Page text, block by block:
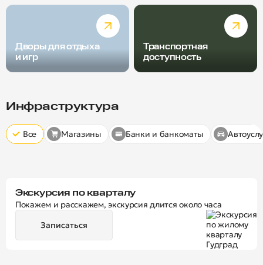
Дворы для отдыха
и игр
Транспортная
доступность
Инфраструктура
Все Магазины Банки и банкоматы
Экскурсия по кварталу
Покажем и расскажем, экскурсия длится около часа
Записаться